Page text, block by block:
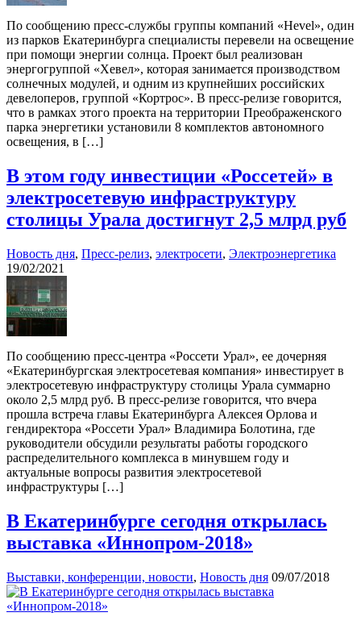
По сообщению пресс-службы группы компаний «Hevel», один
из парков Екатеринбурга специалисты перевели на освещение
при помощи энергии солнца. Проект был реализован
энергогруппой «Хевел», которая занимается производством
солнечных модулей, и одним из крупнейших российских
девелоперов, группой «Кортрос». В пресс-релизе говорится,
что в рамках этого проекта на территории Преображенского
парка энергетики установили 8 комплектов автономного
освещения, в […]
В этом году инвестиции «Россетей» в
электросетевую инфраструктуру
столицы Урала достигнут 2,5 млрд руб
Новость дня, Пресс-релиз, электросети, Электроэнергетика
19/02/2021
По сообщению пресс-центра «Россети Урал», ее дочерняя
«Екатеринбургская электросетевая компания» инвестирует в
электросетевую инфраструктуру столицы Урала суммарно
около 2,5 млрд руб. В пресс-релизе говорится, что вчера
прошла встреча главы Екатеринбурга Алексея Орлова и
гендиректора «Россети Урал» Владимира Болотина, где
руководители обсудили результаты работы городского
распределительного комплекса в минувшем году и
актуальные вопросы развития электросетевой
инфраструктуры […]
В Екатеринбурге сегодня открылась
выставка «Иннопром-2018»
Выставки, конференции, новости, Новость дня 09/07/2018